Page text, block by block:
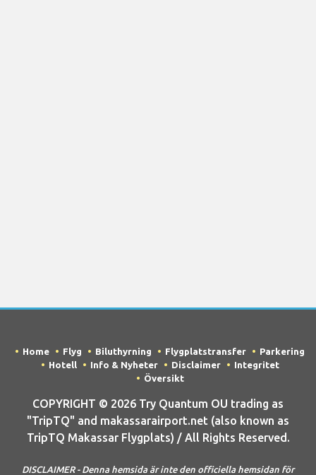
Home Flyg Biluthyrning Flygplatstransfer
Parkering
Hotell
Info & Nyheter Disclaimer
Integritet
Översikt
COPYRIGHT © 2026 Try Quantum OU trading as
"TripTQ" and makassarairport.net (also known as
TripTQ Makassar Flygplats) / All Rights Reserved.
DISCLAIMER - Denna hemsida är inte den officiella hemsidan för